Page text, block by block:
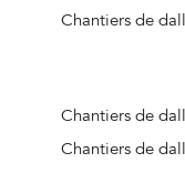
Chantiers de
Chantiers de
Chantiers de
Chantiers de
Chantiers de
Chantiers de